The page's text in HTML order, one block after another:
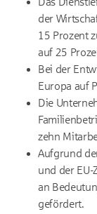
der
15 Prozent
auf 25
Bei der
Europa auf
Die
zehn
Aufgrund
und der
an
gefördert.